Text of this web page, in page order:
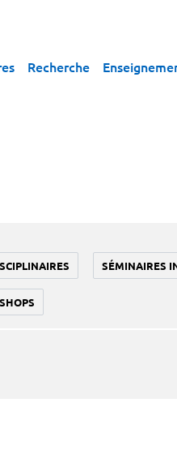
Recherche
SÉMINAIRES